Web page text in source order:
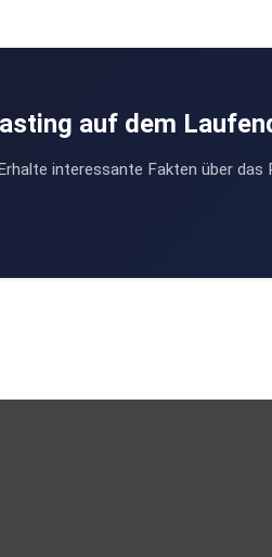
auf dem
interessante Fakten über